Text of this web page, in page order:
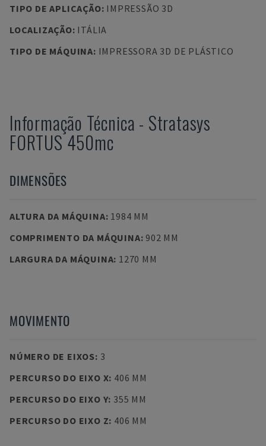
TIPO DE APLICAÇÃO: IMPRESSÃO 3D
LOCALIZAÇÃO: ITÁLIA
TIPO DE MÁQUINA: IMPRESSORA 3D DE PLÁSTICO
Informação Técnica - Stratasys
FORTUS 450mc
DIMENSÕES
ALTURA DA MÁQUINA: 1984 MM
COMPRIMENTO DA MÁQUINA: 902 MM
LARGURA DA MÁQUINA: 1270 MM
MOVIMENTO
NÚMERO DE EIXOS: 3
PERCURSO DO EIXO X: 406 MM
PERCURSO DO EIXO Y: 355 MM
PERCURSO DO EIXO Z: 406 MM